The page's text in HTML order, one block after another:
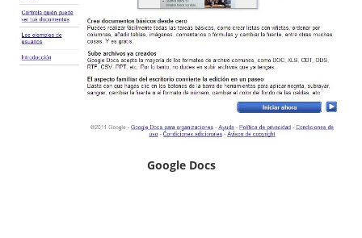
Google Docs